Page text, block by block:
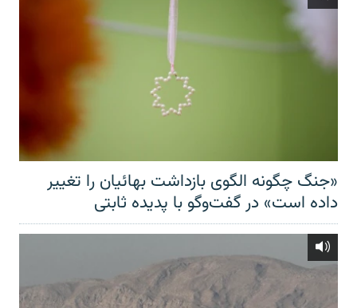
«جنگ چگونه الگوی بازداشت بهائیان را تغییر
داده است» در گفت‌وگو با پدیده ثابتی